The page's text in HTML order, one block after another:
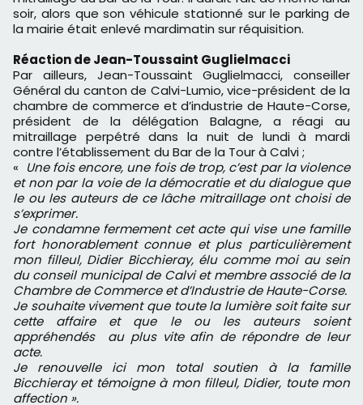
soir, alors que son véhicule stationné sur le parking de
la mairie était enlevé mardimatin sur réquisition.
Réaction de Jean-Toussaint Guglielmacci
Par ailleurs, Jean-Toussaint Guglielmacci, conseiller
Général du canton de Calvi-Lumio, vice-président de la
chambre de commerce et d’industrie de Haute-Corse,
président de la délégation Balagne, a réagi au
mitraillage perpétré dans la nuit de lundi à mardi
contre l’établissement du Bar de la Tour à Calvi ;
« Une fois encore, une fois de trop, c’est par la violence
et non par la voie de la démocratie et du dialogue que
le ou les auteurs de ce lâche mitraillage ont choisi de
s’exprimer.
Je condamne fermement cet acte qui vise une famille
fort honorablement connue et plus particulièrement
mon filleul, Didier Bicchieray, élu comme moi au sein
du conseil municipal de Calvi et membre associé de la
Chambre de Commerce et d’Industrie de Haute-Corse.
Je souhaite vivement que toute la lumière soit faite sur
cette affaire et que le ou les auteurs soient
appréhendés au plus vite afin de répondre de leur
acte.
Je renouvelle ici mon total soutien à la famille
Bicchieray et témoigne à mon filleul, Didier, toute mon
affection ».